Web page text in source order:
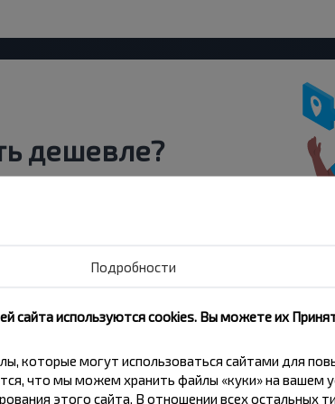
дешевле?
интересные
новостей и
Подписаться
Подробности
сайта используются cookies. Вы можете их
которые могут использоваться сайтами для
что мы можем хранить файлы «куки» на вашем
этого сайта. В отношении всех остальных